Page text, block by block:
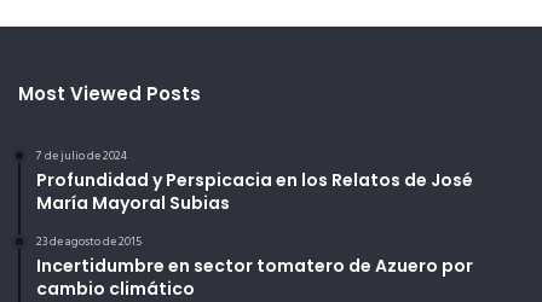
Most Viewed Posts
7 de julio de 2024
Profundidad y Perspicacia en los Relatos de José
María Mayoral Subias
23 de agosto de 2015
Incertidumbre en sector tomatero de Azuero por
cambio climático